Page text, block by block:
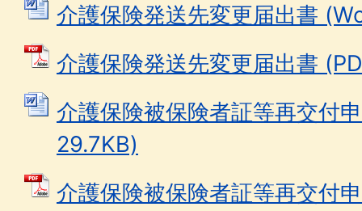
介護保険発送先変更届出書
介護保険発送先変更届出書
介護保険被保険者証等再交付
29.7KB)
介護保険被保険者証等再交付